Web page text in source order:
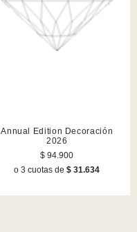
Annual Edition Decoración
2026
$ 94.900
o 3 cuotas de$ 31.634